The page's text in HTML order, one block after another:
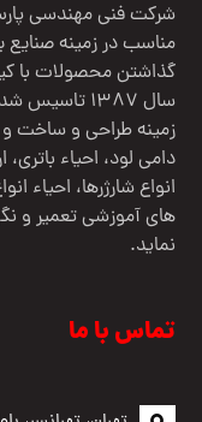
شرکت فنی مهندسي پارس
مناسب در زمینه صنایع
گذاشتن محصولات با
سال 1387
زمینه طراحی و ساخت و
دامی لود، احیاء
انواع شارژرها، احیاء
های آموزشی تعمیر و
نماید.
تماس با ما